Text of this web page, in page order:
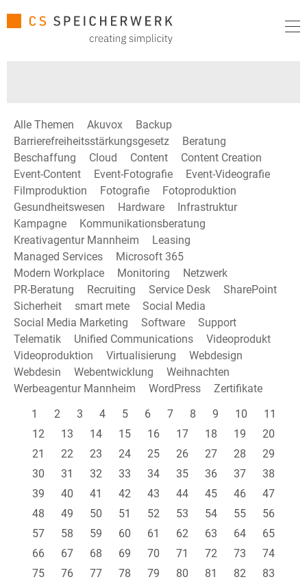
Alle Themen Akuvox
Backup
Barrierefreiheitsstärkungsgesetz
Beratung
Beschaffung
Cloud Content
Content Creation
Event-Content
Event-Fotografie
Event-Videografie
Filmproduktion
Fotografie
Fotoproduktion
Gesundheitswesen
Hardware
Infrastruktur
Kampagne
Kommunikationsberatung
Kreativagentur Mannheim
Leasing
Managed Services
Microsoft 365
Modern Workplace
Monitoring
Netzwerk
PR-Beratung
Recruiting Service Desk
SharePoint
Sicherheit
smart mete
Social Media
Social Media Marketing
Software
Support
Telematik
Unified Communications
Videoprodukt
Videoproduktion
Virtualisierung
Webdesign
Webdesin
Webentwicklung
Weihnachten
Werbeagentur Mannheim
WordPress
Zertifikate
1
2 3 4 5 6 7 8 9 10
11
12
13 14 15 16 17 18 19
20
21
22 23 24 25 26 27 28
29
30
31 32 33 34 35 36 37
38
39
40 41 42 43 44 45 46
47
48
49 50 51 52 53 54 55
56
57
58 59 60 61 62 63 64
65
66
67 68 69 70 71 72 73
74
75
76 77 78 79 80 81 82
83